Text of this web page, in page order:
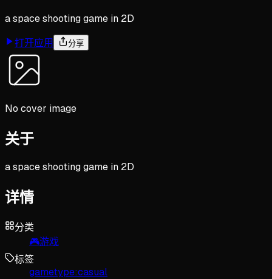
a space shooting game in 2D
打开应用
分享
No cover image
关于
a space shooting game in 2D
详情
分类
🎮游戏
标签
gametype:casual